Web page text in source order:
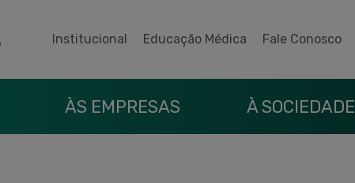
Institucional Educação Médica Fale Conosco
ÀS EMPRESAS À SOCIEDADE